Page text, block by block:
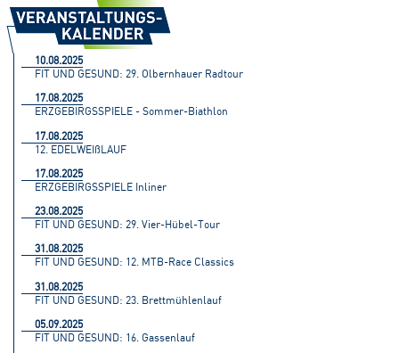
10.08.2025
FIT UND GESUND: 29. Olbernhauer Radtour
17.08.2025
ERZGEBIRGSSPIELE - Sommer-Biathlon
17.08.2025
12. EDELWEIßLAUF
17.08.2025
ERZGEBIRGSSPIELE Inliner
23.08.2025
FIT UND GESUND: 29. Vier-Hübel-Tour
31.08.2025
FIT UND GESUND: 12. MTB-Race Classics
31.08.2025
FIT UND GESUND: 23. Brettmühlenlauf
05.09.2025
FIT UND GESUND: 16. Gassenlauf